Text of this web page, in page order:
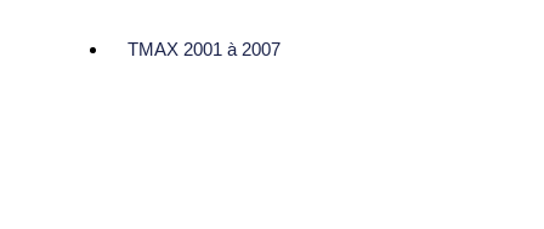
TMAX 2001 à 2007